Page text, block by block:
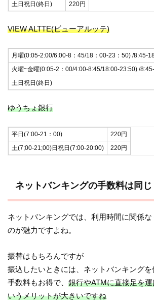
土日祝日(終日)
220円
VIEW ALTTE(ビューアルッテ)
月曜(0:05-2:00/6:00-8：45/18：00-23：50) /8:45-
火曜~金曜(0:05-2：00/4:00-8:45/18:00-23:50) /
土日祝日(終日)
ゆうちょ銀行
平日(7:00-21：00)
220円
土(7;00-21;00)日祝日(7:00-20:00)
220円
ネットバンキングの手数料は同じ
ネットバンキングでは、利用時間に関係
のが魅力ですよね。
振替はもちろんですが
振込したいときには、ネットバンキングを
手数料もお得で、銀行やATMに直接足を
いうメリットが大きいですね